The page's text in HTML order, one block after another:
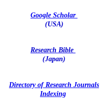
Google Scholar
(USA)
Research Bible
(Japan)
Directory of Research Journals
Indexing